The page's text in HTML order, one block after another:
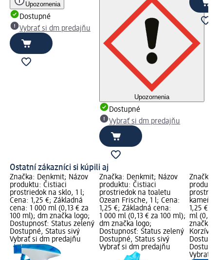
Upozornenia
Dostupné
Vybrať si dm predajňu
Upozornenia
Dostupné
Vybrať si dm predajňu
Ostatní zákazníci si kúpili aj
Značka: Denkmit; Názov
produktu: Čistiaci
prostriedok na sklo, 1 l;
Cena: 1,25 €; Základná
cena: 1 000 ml (0,13 € za
100 ml); dm značka logo;
Dostupnosť: Status zelený
Dostupné, Status sivý
Vybrať si dm predajňu
Značka: Denkmit; Názov
produktu: Čistiaci
prostriedok na toaletu
Ozean Frische, 1 l; Cena:
1,25 €; Základná cena:
1 000 ml (0,13 € za 100 ml);
dm značka logo;
Dostupnosť: Status zelený
Dostupné, Status sivý
Vybrať si dm predajňu
Značka:
1,25 €;
ml (0,25
značka
Vybrať